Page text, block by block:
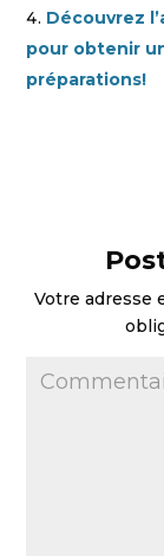
Découvrez
pour obtenir
préparations!
Votre adresse